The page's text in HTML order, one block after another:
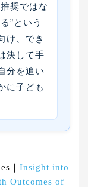
奨ではな
”という
け、でき
決して手
分を追い
に子ども
｜ Insight into
Outcomes of